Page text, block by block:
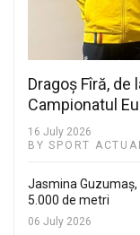
Dragoș Fîră, de
Campionatul
16 July 2026
BY SPORT
Jasmina
5.000 de metri
06 July 2026